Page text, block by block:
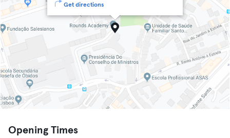
Get directions
Opening Times